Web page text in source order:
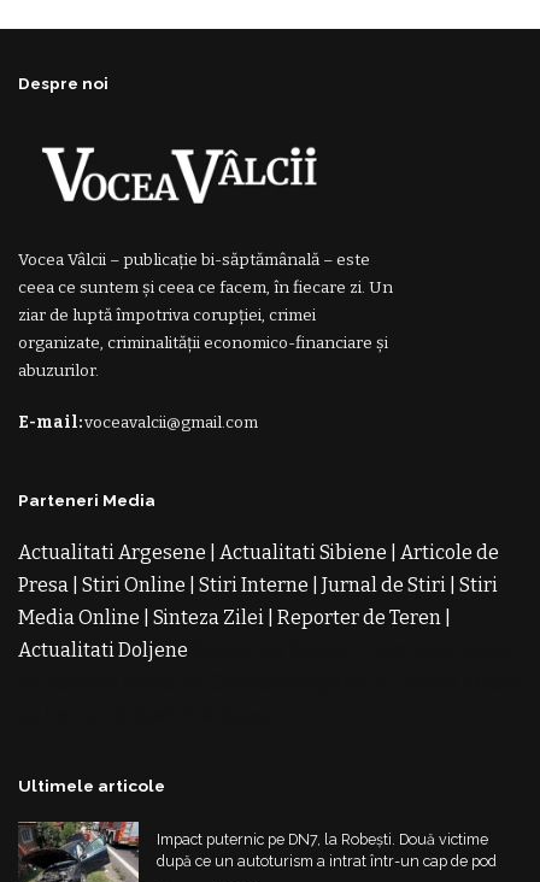
Despre noi
Vocea Vâlcii – publicație bi-săptămânală – este
ceea ce suntem și ceea ce facem, în fiecare zi. Un
ziar de luptă împotriva corupției, crimei
organizate, criminalității economico-financiare și
abuzurilor.
E-mail:voceavalcii@gmail.com
Parteneri Media
Actualitati Argesene Actualitati Sibiene
Articole de
Presa Stiri Online Stiri Interne Jurnal de Stiri Stiri
Media Online
Sinteza Zilei Reporter de Teren
Actualitati Doljene
Ultimele articole
Impact puternic pe DN7, la Robești. Două victime
după ce un autoturism a intrat într-un cap de pod